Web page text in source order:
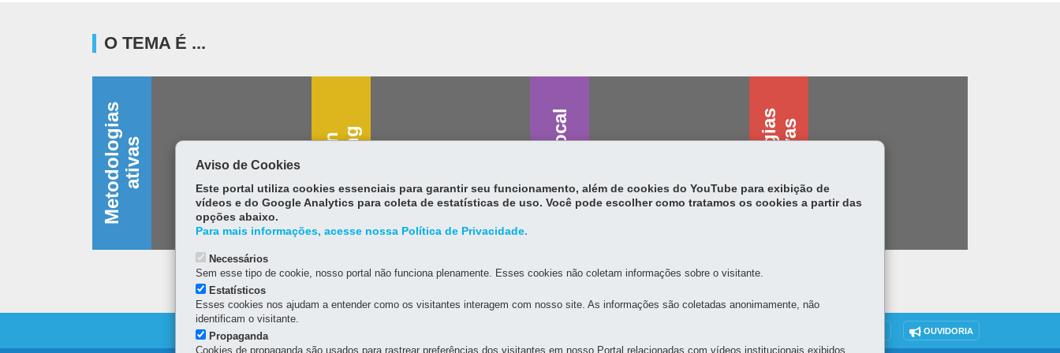
O TEMA É ...
M
e
t
o
d
o
l
o
g
i
a
s
a
t
i
v
as D
e
s
i
g
n
t
h
i
n
k
i
ng Saúde vocal T
e
c
n
o
l
o
g
ia
s
a
s
s
i
s
t
i
v
as
OUVIDORIA
Aviso de Cookies
Este portal utiliza cookies essenciais para garantir seu funcionamento, além de cookies do YouTube para exibição de
vídeos e do Google Analytics para coleta de estatísticas de uso. Você pode escolher como tratamos os cookies a partir das
opções abaixo.
Para mais informações, acesse nossa Política de Privacidade.
Necessários
Sem esse tipo de cookie, nosso portal não funciona plenamente. Esses cookies não coletam informações sobre o visitante.
Estatísticos
Esses cookies nos ajudam a entender como os visitantes interagem com nosso site. As informações são coletadas anonimamente, não
identificam o visitante.
Propaganda
Cookies de propaganda são usados para rastrear preferências dos visitantes em nosso Portal relacionadas com vídeos institucionais exibidos